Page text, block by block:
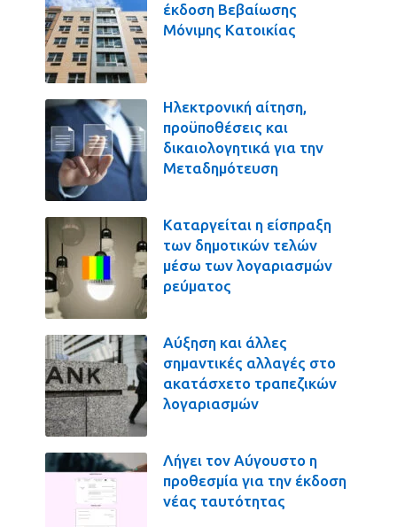
έκδοση Βεβαίωσης
Μόνιμης Κατοικίας
Ηλεκτρονική αίτηση,
προϋποθέσεις και
δικαιολογητικά για την
Μεταδημότευση
Καταργείται η είσπραξη
των δημοτικών τελών
μέσω των λογαριασμών
ρεύματος
Αύξηση και άλλες
σημαντικές αλλαγές στο
ακατάσχετο τραπεζικών
λογαριασμών
Λήγει τον Αύγουστο η
προθεσμία για την έκδοση
νέας ταυτότητας